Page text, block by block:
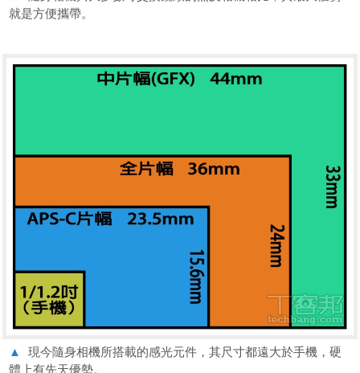
就是方便攜帶。
▲
現今隨身相機所搭載的感光元件，其尺寸都遠大於手機，硬
體上有先天優勢。